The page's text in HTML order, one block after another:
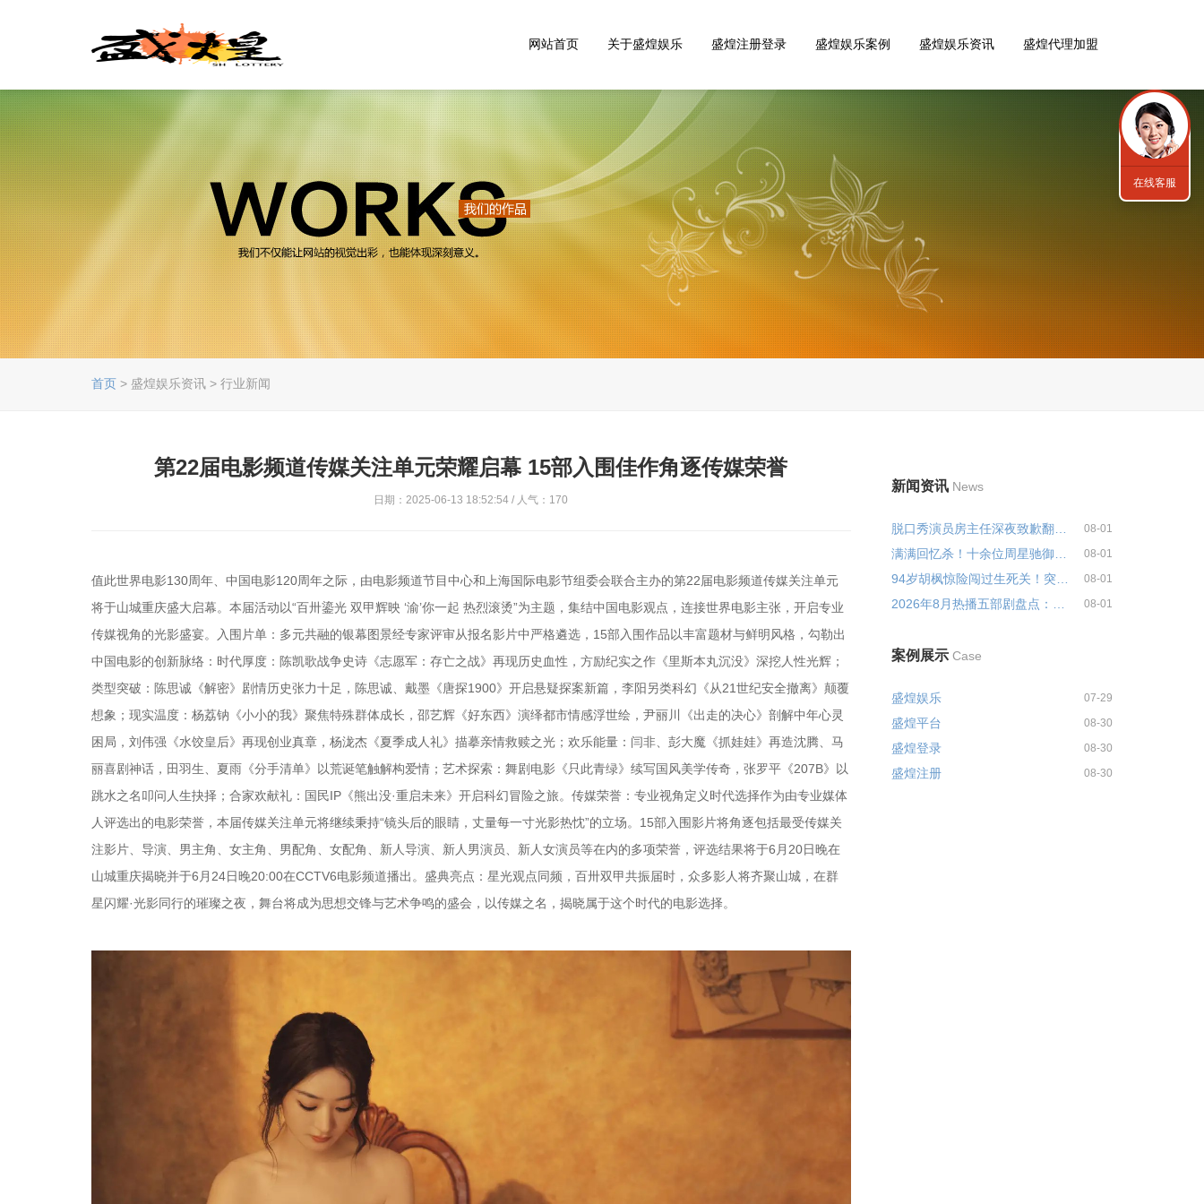
网站首页 关于盛煌娱乐 盛煌注册登录 盛煌娱乐案例 盛煌娱乐资讯 盛煌代理加盟
首页 > 盛煌娱乐资讯 > 行业新闻
第22届电影频道传媒关注单元荣耀启幕 15部入围佳作角逐传媒荣誉
日期：2025-06-13 18:52:54 / 人气：170
值此世界电影130周年、中国电影120周年之际，由电影频道节目中心和上海国际电影节组委会联合主办的第22届电影频道传媒关注单元
将于山城重庆盛大启幕。本届活动以“百卅鎏光 双甲辉映 ‘渝’你一起 热烈滚烫”为主题，集结中国电影观点，连接世界电影主张，开启专业
传媒视角的光影盛宴。入围片单：多元共融的银幕图景经专家评审从报名影片中严格遴选，15部入围作品以丰富题材与鲜明风格，勾勒出
中国电影的创新脉络：时代厚度：陈凯歌战争史诗《志愿军：存亡之战》再现历史血性，方励纪实之作《里斯本丸沉没》深挖人性光辉；
类型突破：陈思诚《解密》剧情历史张力十足，陈思诚、戴墨《唐探1900》开启悬疑探案新篇，李阳另类科幻《从21世纪安全撤离》颠覆
想象；现实温度：杨荔钠《小小的我》聚焦特殊群体成长，邵艺辉《好东西》演绎都市情感浮世绘，尹丽川《出走的决心》剖解中年心灵
困局，刘伟强《水饺皇后》再现创业真章，杨泷杰《夏季成人礼》描摹亲情救赎之光；欢乐能量：闫非、彭大魔《抓娃娃》再造沈腾、马
丽喜剧神话，田羽生、夏雨《分手清单》以荒诞笔触解构爱情；艺术探索：舞剧电影《只此青绿》续写国风美学传奇，张罗平《207B》以
跳水之名叩问人生抉择；合家欢献礼：国民IP《熊出没·重启未来》开启科幻冒险之旅。传媒荣誉：专业视角定义时代选择作为由专业媒体
人评选出的电影荣誉，本届传媒关注单元将继续秉持“镜头后的眼睛，丈量每一寸光影热忱”的立场。15部入围影片将角逐包括最受传媒关
注影片、导演、男主角、女主角、男配角、女配角、新人导演、新人男演员、新人女演员等在内的多项荣誉，评选结果将于6月20日晚在
山城重庆揭晓并于6月24日晚20:00在CCTV6电影频道播出。盛典亮点：星光观点同频，百卅双甲共振届时，众多影人将齐聚山城，在群
星闪耀·光影同行的璀璨之夜，舞台将成为思想交锋与艺术争鸣的盛会，以传媒之名，揭晓属于这个时代的电影选择。
新闻资讯 News
脱口秀演员房主任深夜致歉翻车风... 08-01
08-01
94岁胡枫惊险闯过生死关！突发重... 08-01
08-01
案例展示 Case
盛煌娱乐 07-29
盛煌平台 08-30
盛煌登录 08-30
盛煌注册 08-30
在线客服